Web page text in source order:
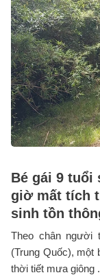
Bé gái 9 tuổi
giờ mất tích
sinh tồn
Theo chân người
(Trung Quốc), một
thời tiết mưa giông